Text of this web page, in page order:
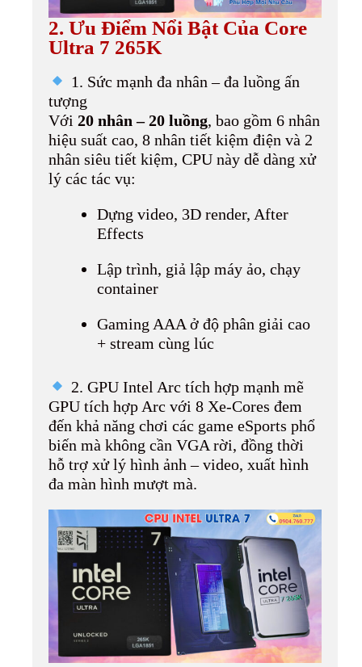
2. Ưu Điểm Nổi Bật Của Core
Ultra 7 265K
1. Sức mạnh đa nhân – đa luồng ấn
tượng
Với 20 nhân – 20 luồng, bao gồm 6 nhân
hiệu suất cao, 8 nhân tiết kiệm điện và 2
nhân siêu tiết kiệm, CPU này dễ dàng xử
lý các tác vụ:
Dựng video, 3D render, After
Effects
Lập trình, giả lập máy ảo, chạy
container
Gaming AAA ở độ phân giải cao
+ stream cùng lúc
2. GPU Intel Arc tích hợp mạnh mẽ
GPU tích hợp Arc với 8 Xe-Cores đem
đến khả năng chơi các game eSports phổ
biến mà không cần VGA rời, đồng thời
hỗ trợ xử lý hình ảnh – video, xuất hình
đa màn hình mượt mà.